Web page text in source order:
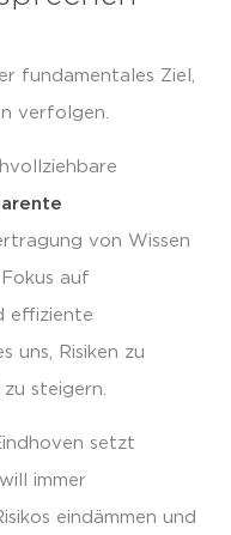
fundamentales Ziel,
verfolgen.
von Wissen
auf
effiziente
uns, Risiken zu
steigern.
setzt
immer
eindämmen und